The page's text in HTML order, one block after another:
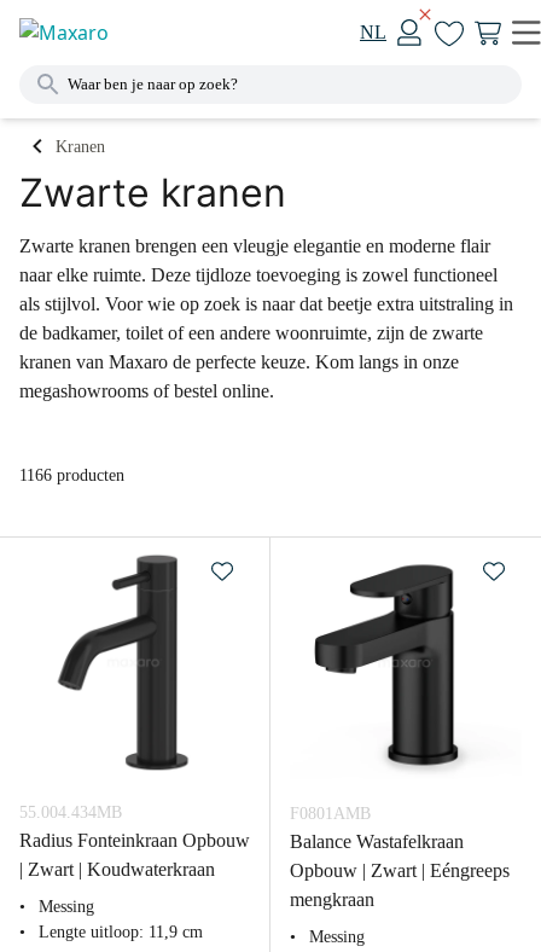
NL
Kranen
Zwarte kranen
Zwarte kranen brengen een vleugje elegantie en moderne flair
naar elke ruimte. Deze tijdloze toevoeging is zowel functioneel
als stijlvol. Voor wie op zoek is naar dat beetje extra uitstraling in
de badkamer, toilet of een andere woonruimte, zijn de zwarte
kranen van Maxaro de perfecte keuze. Kom langs in onze
megashowrooms of bestel online.
1166 producten
55.004.434MB
Radius Fonteinkraan Opbouw
| Zwart | Koudwaterkraan
Messing
Lengte uitloop: 11,9 cm
F0801AMB
Balance Wastafelkraan
Opbouw | Zwart | Eéngreeps
mengkraan
Messing